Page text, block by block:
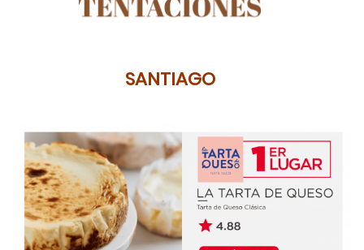
SANTIAGO